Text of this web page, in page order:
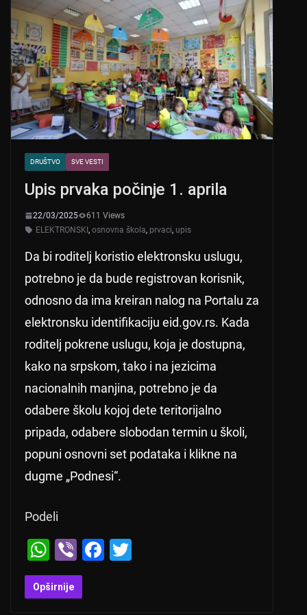
p
p
o
o
k
DRUŠTVO SVE VESTI
Upis prvaka počinje 1. aprila
22/03/2025
611 Views
ELEKTRONSKI, osnovna škola, prvaci, upis
Da bi roditelj koristio elektronsku uslugu,
potrebno je da bude registrovan korisnik,
odnosno da ima kreiran nalog na Portalu za
elektronsku identifikaciju eid.gov.rs. Kada
roditelj pokrene uslugu, koja je dostupna,
kako na srpskom, tako i na jezicima
nacionalnih manjina, potrebno je da
odabere školu kojoj dete teritorijalno
pripada, odabere slobodan termin u školi,
popuni osnovni set podataka i klikne na
dugme „Podnesi“.
Podeli
W
h
at
Vi
b
er
F
Opširnije